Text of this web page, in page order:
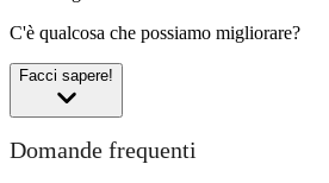
C'è qualcosa che possiamo migliorare?
Facci sapere!
Domande frequenti